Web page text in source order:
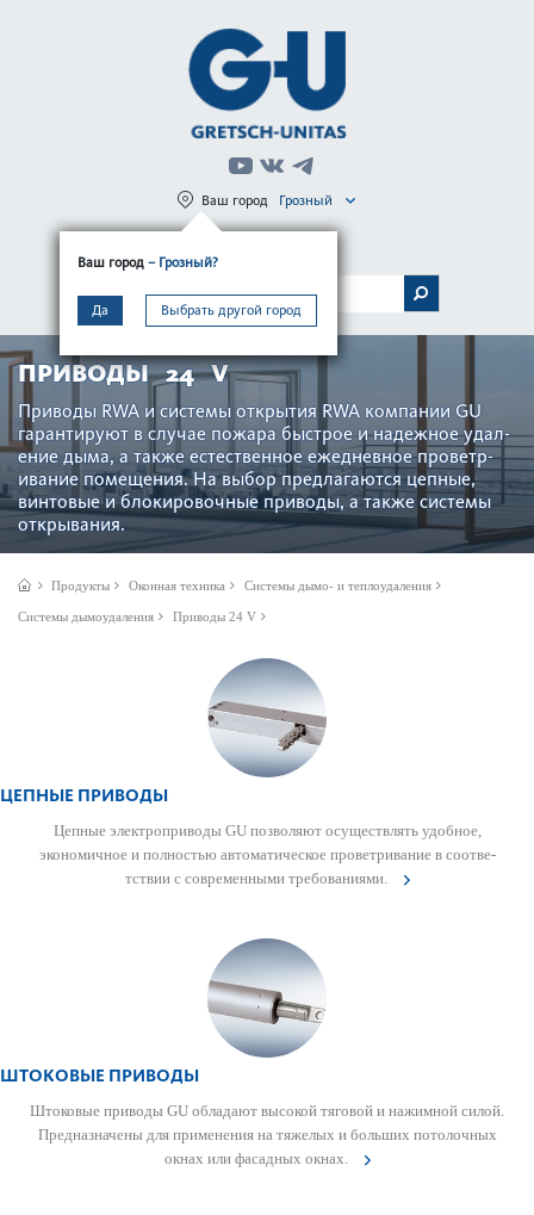
Ваш город – Грозный?
Да Выбрать другой город
Ваш город Грозный
МЕНЮ
ПРИВОДЫ 24 V
При­воды RWA и сис­темы открытия RWA компании GU
гар­антируют в случае пожара быстрое и надежное уда­л­
ение дыма, а также естес­твенное еже­дн­евное проветр­
ивание помещения. На выбор предлагаются цепные,
винтовые и блокировочные при­воды, а также сис­темы
открывания.
Продукты Оконная техника Системы дымо- и теплоудаления
Системы дымоудаления Приводы 24 V
ЦЕПНЫЕ ПРИВОДЫ
Цепные электропри­воды GU позв­оляют осущес­твлять удобное,
экономичное и полно­стью автом­ат­ическое проветр­ивание в соотв­е­
тствии с современными требованиями.
ШТОКОВЫЕ ПРИВОДЫ
Што­ковые при­воды GU обладают выс­окой тяговой и нажимной силой.
Предн­азн­ачены для применения на тяжелых и больших потол­очных
окнах или фасадных окнах.